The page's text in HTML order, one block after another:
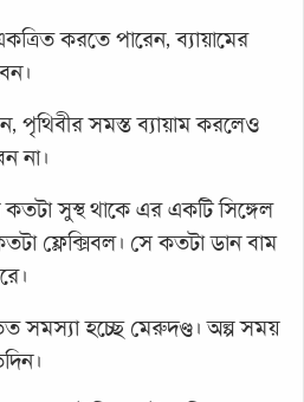
করতে পারেন, ব্যায়ামের
পৃথিবীর সমস্ত ব্যায়াম করলেও
না।
সুস্থ থাকে এর একটি সিঙ্গেল
ফ্লেক্সিবল। সে কতটা ডান বাম
সমস্যা হচ্ছে মেরুদণ্ড। অল্প সময়